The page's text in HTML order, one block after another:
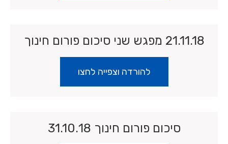
21.11.18 מפגש שני סיכום פורום חינוך
להורדה וצפייה לחצו
סיכום פורום חינוך 31.10.18